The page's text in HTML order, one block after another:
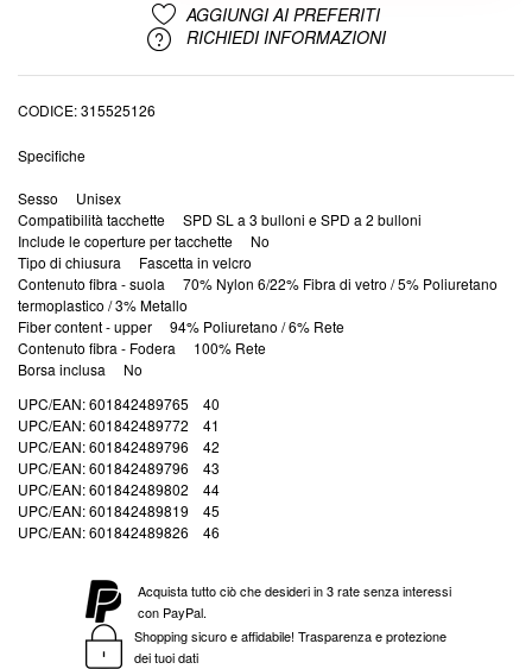
AGGIUNGI AI PREFERITI
RICHIEDI INFORMAZIONI
CODICE 315525126
Specifiche
Sesso Unisex
Compatibilità tacchette SPD SL a 3 bulloni e SPD a 2 bulloni
Include le coperture per tacchette No
Tipo di chiusura Fascetta in velcro
Contenuto fibra - suola 70% Nylon 6/22% Fibra di vetro / 5% Poliuretano
termoplastico / 3% Metallo
Fiber content - upper 94% Poliuretano / 6% Rete
Contenuto fibra - Fodera 100% Rete
Borsa inclusa No
UPC/EAN: 601842489765 40
UPC/EAN: 601842489772 41
UPC/EAN: 601842489796 42
UPC/EAN: 601842489796 43
UPC/EAN: 601842489802 44
UPC/EAN: 601842489819 45
UPC/EAN: 601842489826 46
Acquista tutto ciò che desideri in 3 rate senza interessi
con PayPal.
Shopping sicuro e affidabile! Trasparenza e protezione
dei tuoi dati